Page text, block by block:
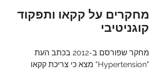
מחקרים על קקאו ותפקוד
קוגניטיבי
מחקר שפורסם ב-2012 בכתב העת
"Hypertension" מצא כי צריכת קקאו